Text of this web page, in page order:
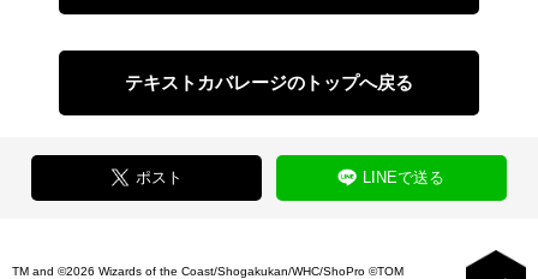
テキストカバレージのトップへ戻る
ポスト LINEで送る
TM and ©2026 Wizards of the Coast/Shogakukan/WHC/ShoPro ©TOM